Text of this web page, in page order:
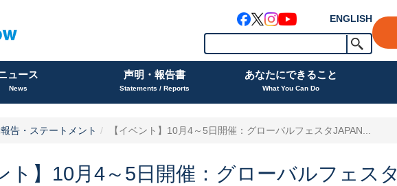
ENGLISH
ュース
News
声明・報告書
Statements / Reports
あなたにできること
What You Can Do
告・ステートメント 【イベント】10月4～5日開催：グローバルフェスタJAPAN...
ト】10月4～5日開催：グローバルフェスタ